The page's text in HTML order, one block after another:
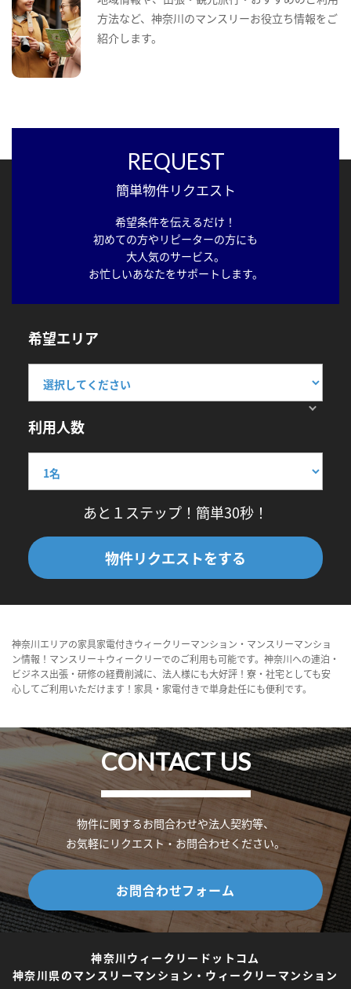
方法など、神奈川のマンスリーお役立ち情報をご
紹介します。
REQUEST
簡単物件リクエスト
希望条件を伝えるだけ！
初めての方やリピーターの方にも
大人気のサービス。
お忙しいあなたをサポートします。
希望エリア
利用人数
あと１ステップ！簡単30秒！
物件リクエストをする
神奈川エリアの家具家電付きウィークリーマンション・マンスリーマンショ
ン情報！マンスリー＋ウィークリーでのご利用も可能です。神奈川への連泊・
ビジネス出張・研修の経費削減に、法人様にも大好評！寮・社宅としても安
心してご利用いただけます！家具・家電付きで単身赴任にも便利です。
CONTACT US
物件に関するお問合わせや法人契約等、
お気軽にリクエスト・お問合わせください。
お問合わせフォーム
神奈川ウィークリードットコム
神奈川県のマンスリーマンション・ウィークリーマンション